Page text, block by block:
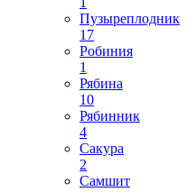
Пузыреплодник
17
Робиния
1
Рябина
10
Рябинник
4
Сакура
2
Самшит